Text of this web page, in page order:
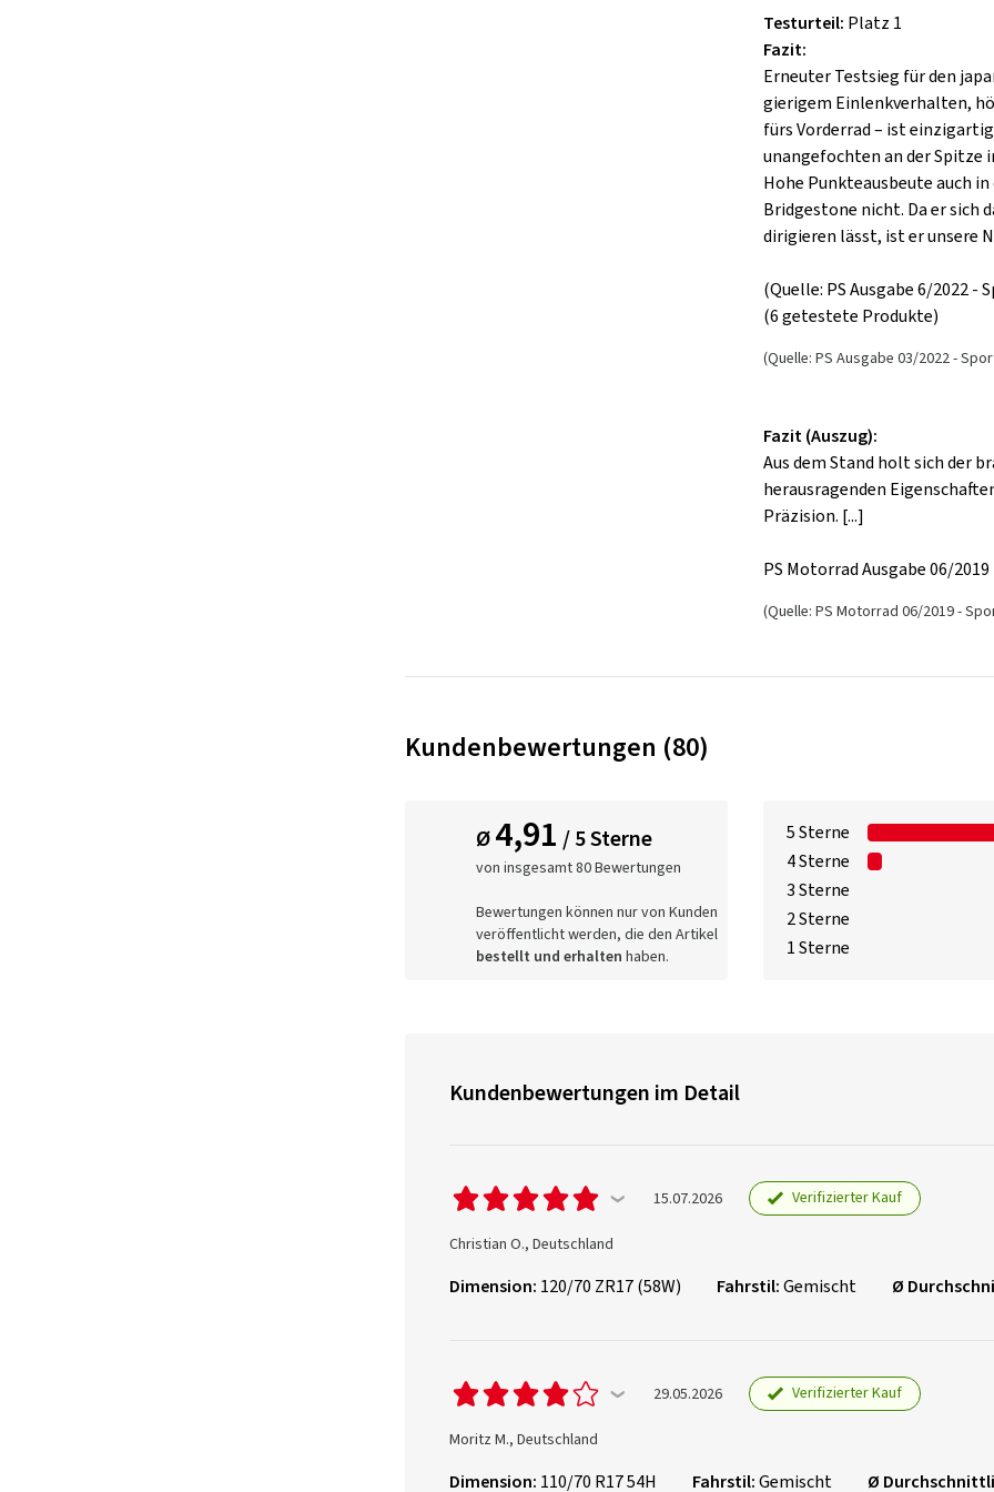
Testurteil: Platz 1
Fazit:
Erneuter Testsieg für den
gierigem Einlenkverhalten,
fürs Vorderrad – ist
unangefochten an der Spitze
Hohe Punkteausbeute auch
Bridgestone nicht. Da er sich
dirigieren lässt, ist er unsere
(Quelle: PS Ausgabe 6/2022
(6 getestete Produkte)
(Quelle: PS Ausgabe 03/2022 -
Fazit (Auszug):
Aus dem Stand holt sich der
herausragenden
Präzision. [...]
PS Motorrad Ausgabe 06/
(Quelle: PS Motorrad 06/2019 -
Kundenbewertungen (80)
Ø4,91 / 5 Sterne
von insgesamt 80 Bewertungen
Bewertungen können nur von Kunden
veröffentlicht werden, die den Artikel
bestellt und erhalten haben.
5 Sterne
4 Sterne
3 Sterne
2 Sterne
1 Sterne
Kundenbewertungen im Detail
15.07.2026 Verifizierter Kauf
Christian O., Deutschland
Dimension: 120/70 ZR17 (58W) Fahrstil:Gemischt Ø
29.05.2026 Verifizierter Kauf
Moritz M., Deutschland
Dimension: 110/70 R17 54H Fahrstil:Gemischt Ø